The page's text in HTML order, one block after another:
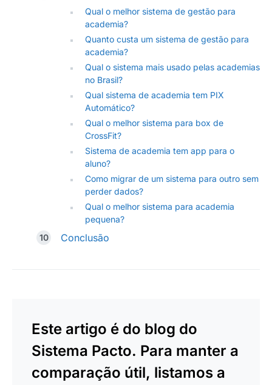
Qual o melhor sistema de gestão para
academia?
Quanto custa um sistema de gestão para
academia?
Qual o sistema mais usado pelas academias
no Brasil?
Qual sistema de academia tem PIX
Automático?
Qual o melhor sistema para box de
CrossFit?
Sistema de academia tem app para o
aluno?
Como migrar de um sistema para outro sem
perder dados?
Qual o melhor sistema para academia
pequena?
Conclusão
Este artigo é do blog do
Sistema Pacto. Para manter a
comparação útil, listamos a